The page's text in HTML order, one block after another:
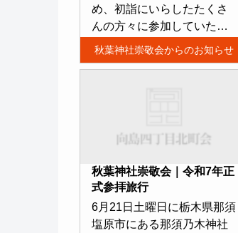
秋葉神社崇敬会からのお知らせ
め、初詣にいらしたたくさ
んの方々に参加していただ
きました。
秋葉神社崇敬会｜令和7年正
式参拝旅行
6月21日土曜日に栃木県那須
塩原市にある那須乃木神社